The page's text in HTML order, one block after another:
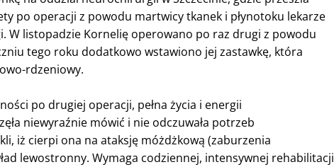
po operacji z powodu martwicy tkanek i płynotoku lekarze
W listopadzie Kornelię operowano po raz drugi z powodu
tego roku dodatkowo wstawiono jej zastawkę, która
rdzeniowy.
po drugiej operacji, pełna życia i energii
niewyraźnie mówić i nie odczuwała potrzeb
iż cierpi ona na ataksję móżdżkową (zaburzenia
lewostronny. Wymaga codziennej, intensywnej rehabilitacji